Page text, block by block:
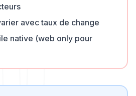
avec taux de change
native (web only pour